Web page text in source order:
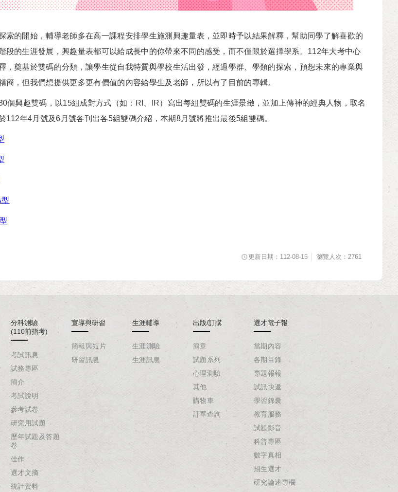
的開始，輔導老師多在高一課程安排學生施測興趣量表，並即時予以結果解釋，幫助同學了解喜歡的
段的生涯發展，興趣量表都可以給成長中的你帶來不同的感受，而不僅限於選擇學系。112年大考中心
，奠基於雙碼的分類，讓學生從自我特質與學校生活出發，經過學群、學類的探索，預想未來的專業與
簡，但我們想提供更多更有價值的內容給學生及老師，所以有了目前的專輯。
興趣雙碼，以15組成對方式（如：RI、IR）寫出每組雙碼的生涯景緻，並加上傳神的經典人物，取名
112年4月號及6月號各刊出各5組雙碼介紹，本期8月號將推出最後5組雙碼。
更新日期：112-08-15 瀏覽人次：2761
分科測驗
(110前指考)
考試訊息
試務專區
簡介
考試說明
參考試卷
研究用試題
歷年試題及答題
卷
佳作
選才文摘
統計資料
宣導與研習
簡報與短片
研習訊息
生涯輔導
生涯測驗
生涯訊息
出版/訂購
簡章
試題系列
心理測驗
其他
購物車
訂單查詢
選才電子報
當期內容
各期目錄
專題報報
試訊快遞
學習錦囊
教育服務
試題影音
科普專區
數字真相
招生選才
研究論述專欄